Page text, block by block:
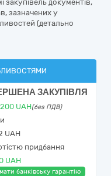
закупівель документів,
зазначених у
(детально
ЗАКУПІВЛЯ
UAH(без ПДВ)
UAH
придбання
UAH
банківську гарантію